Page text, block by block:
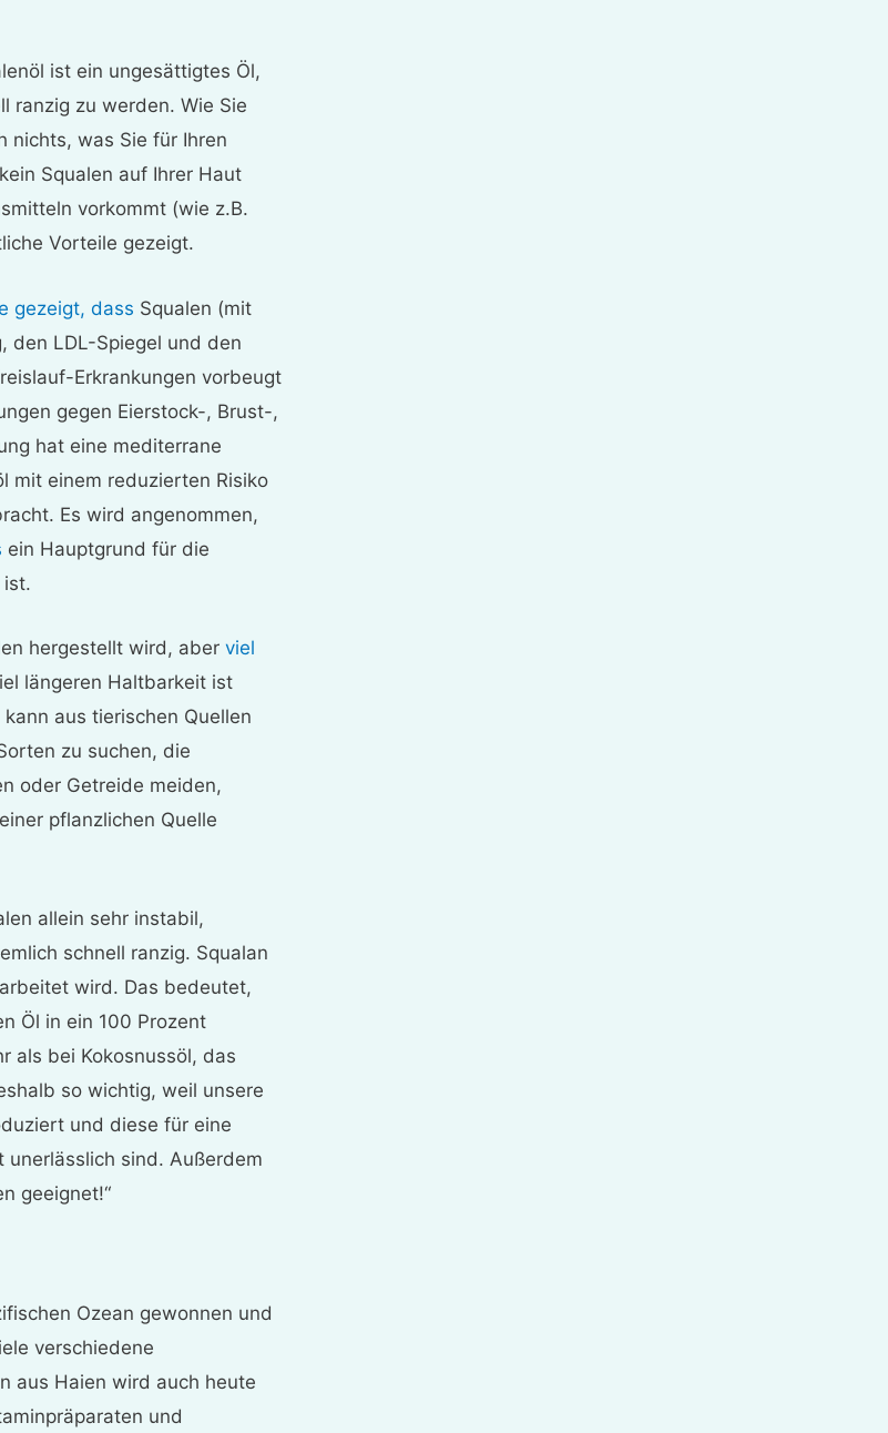
ist ein ungesättigtes Öl,
ranzig zu werden. Wie Sie
nichts, was Sie für Ihren
Squalen auf Ihrer Haut
vorkommt (wie z.B.
Vorteile gezeigt.
gezeigt, dass Squalen (mit
den LDL-Spiegel und den
Erkrankungen vorbeugt
gegen Eierstock-, Brust-,
hat eine mediterrane
mit einem reduzierten Risiko
Es wird angenommen,
ein Hauptgrund für die
ist.
hergestellt wird, aberviel
längeren Haltbarkeit ist
aus tierischen Quellen
zu suchen, die
oder Getreide meiden,
pflanzlichen Quelle
allein sehr instabil,
schnell ranzig. Squalan
wird. Das bedeutet,
Öl in ein 100 Prozent
als bei Kokosnussöl, das
so wichtig, weil unsere
und diese für eine
sind. Außerdem
geeignet!“
Ozean gewonnen und
verschiedene
aus Haien wird auch heute
und